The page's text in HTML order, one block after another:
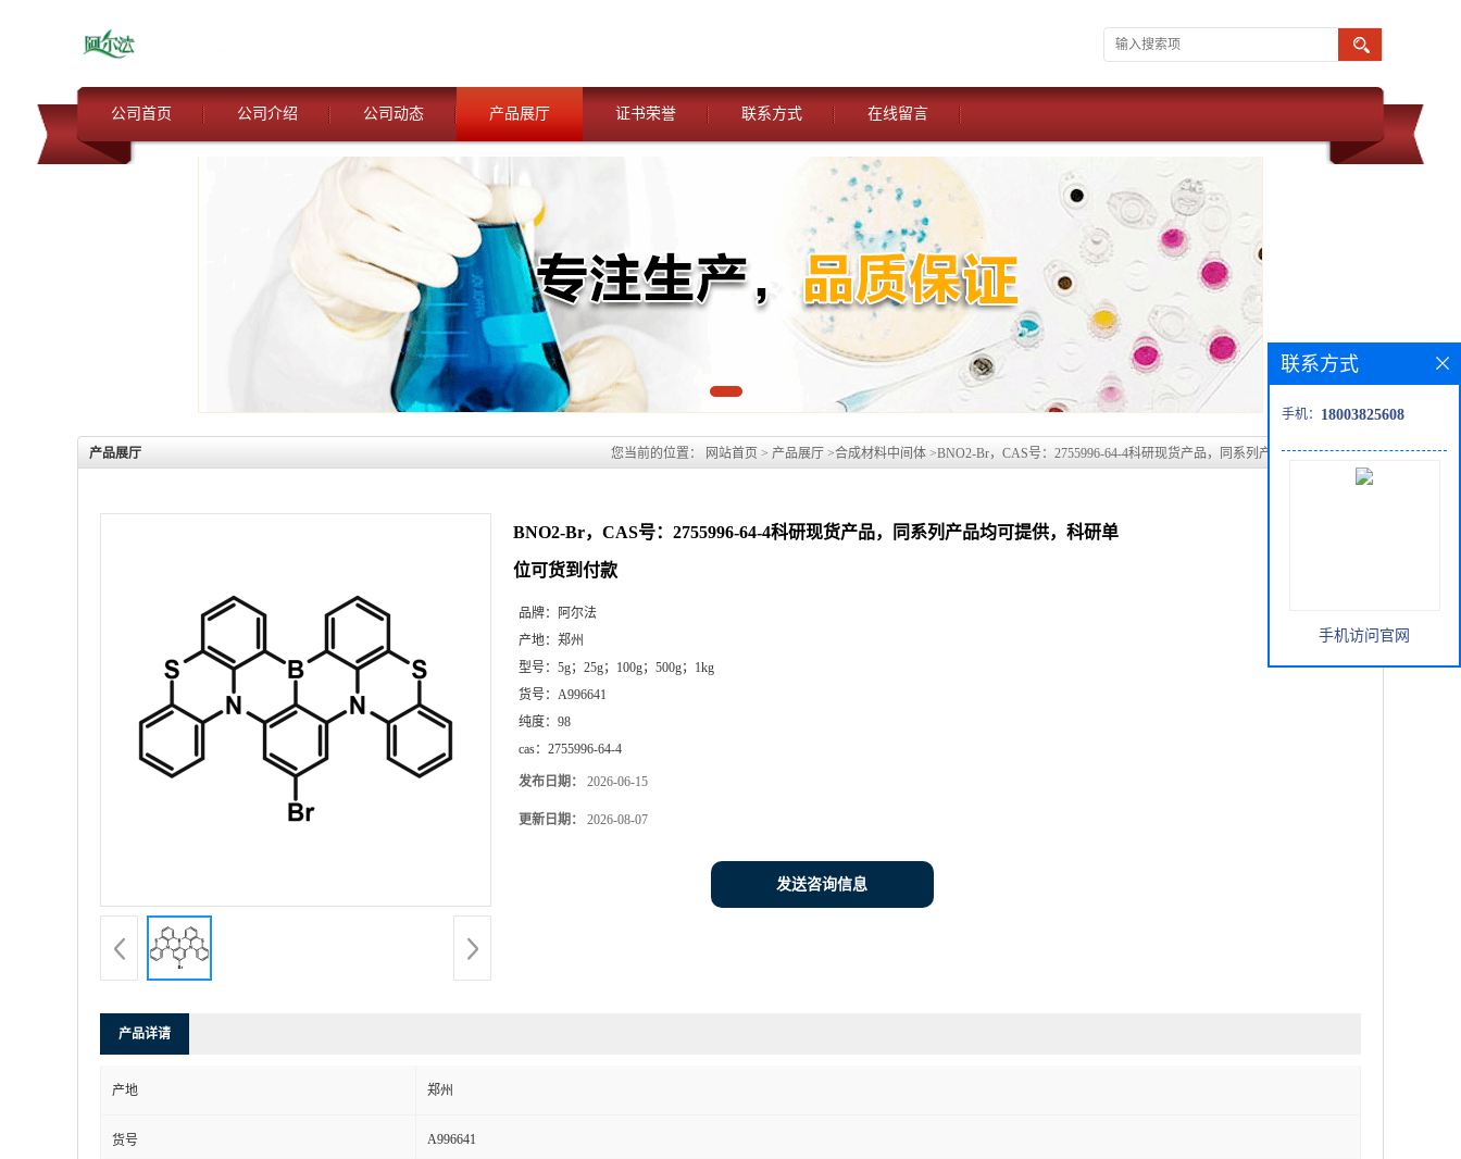
公司首页 公司介绍 公司动态 产品展厅 证书荣誉 联系方式 在线留言
产品展厅 您当前的位置： 网站首页 > 产品展厅 >合成材料中间体 >BNO2-Br，CAS号：2755996-64-4科研现货产品，同系列产品均可提供，科
BNO2-Br，CAS号：2755996-64-4科研现货产品，同系列产品均可提供，科研单
位可货到付款
品牌：
阿尔法
产地： 郑州
型号： 5g；25g；100g；500g；1kg
货号： A996641
纯度： 98
cas： 2755996-64-4
发布日期： 2026-06-15
更新日期： 2026-08-07
发送咨询信息
产品详请
产地 郑州
货号 A996641
联系方式
手机： 18003825608
手机访问官网